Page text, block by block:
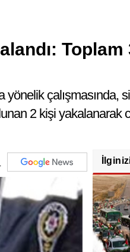
Toplam
çalışmasında,
2 kişi yakalanarak